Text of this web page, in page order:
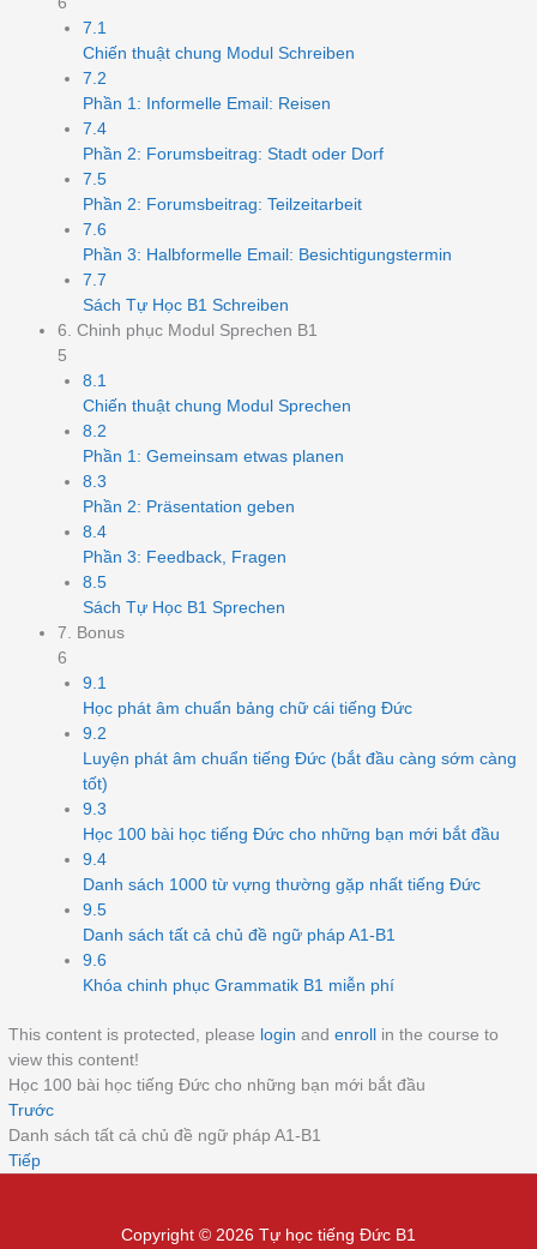
7.1
Chiến thuật chung Modul Schreiben
7.2
Phần 1: Informelle Email: Reisen
7.4
Phần 2: Forumsbeitrag: Stadt oder Dorf
7.5
Phần 2: Forumsbeitrag: Teilzeitarbeit
7.6
Phần 3: Halbformelle Email: Besichtigungstermin
7.7
Sách Tự Học B1 Schreiben
6. Chinh phục Modul Sprechen B1
5
8.1
Chiến thuật chung Modul Sprechen
8.2
Phần 1: Gemeinsam etwas planen
8.3
Phần 2: Präsentation geben
8.4
Phần 3: Feedback, Fragen
8.5
Sách Tự Học B1 Sprechen
7. Bonus
6
9.1
Học phát âm chuẩn bảng chữ cái tiếng Đức
9.2
Luyện phát âm chuẩn tiếng Đức (bắt đầu càng sớm càng
tốt)
9.3
Học 100 bài học tiếng Đức cho những bạn mới bắt đầu
9.4
Danh sách 1000 từ vựng thường gặp nhất tiếng Đức
9.5
Danh sách tất cả chủ đề ngữ pháp A1-B1
9.6
Khóa chinh phục Grammatik B1 miễn phí
This content is protected, please login andenroll
in the course to
view this content!
Học 100 bài học tiếng Đức cho những bạn mới bắt đầu
Trước
Danh sách tất cả chủ đề ngữ pháp A1-B1
Tiếp
Copyright © 2026 Tự học tiếng Đức B1